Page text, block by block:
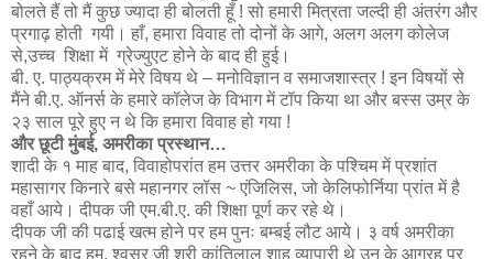
बोलते हैं तो मैं कुछ ज्यादा ही बोलती हूँ ! सो हमारी मित्रता जल्दी ही अंतरंग और
प्रगाढ़ होती गयी। हाँ, हमारा विवाह तो दोनों के आगे, अलग अलग कोलेज
से,उच्च शिक्षा में ग्रेज्युएट होने के बाद ही हुई।
बी. ए. पाठ्यक्रम में मेरे विषय थे – मनोविज्ञान व समाजशास्त्र ! इन विषयों से
मैंने बी.ए. ऑनर्स के हमारे कॉलेज के विभाग में टॉप किया था और बस्स उम्र के
२३ साल पूरे हुए न थे कि हमारा विवाह हो गया !
और छूटी मुंबई, अमरीका प्रस्थान…
शादी के १ माह बाद, विवाहोपरांत हम उत्तर अमरीका के पश्चिम में प्रशांत
महासागर किनारे बसे महानगर लॉस ~ एंजिलिस, जो केलिफोर्निया प्रांत में है
वहाँ आये। दीपक जी एम.बी.ए. की शिक्षा पूर्ण कर रहे थे।
दीपक जी की पढाई खत्म होने पर हम पुनः बम्बई लौट आये। ३ वर्ष अमरीका
रहने के बाद हम, श्वसुर जी श्री कांतिलाल शाह व्यापारी थे उन के आग्रह पर